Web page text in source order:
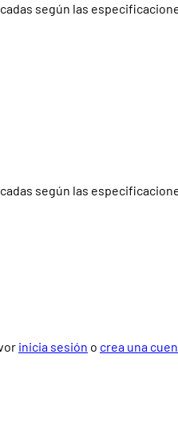
según las
según las
inicia sesión o crea una